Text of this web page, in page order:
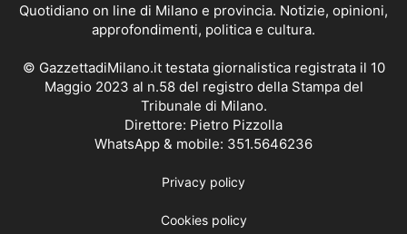
Quotidiano on line di Milano e provincia. Notizie, opinioni,
approfondimenti, politica e cultura.
© GazzettadiMilano.it testata giornalistica registrata il 10
Maggio 2023 al n.58 del registro della Stampa del
Tribunale di Milano.
Direttore: Pietro Pizzolla
WhatsApp & mobile: 351.5646236
Privacy policy
Cookies policy